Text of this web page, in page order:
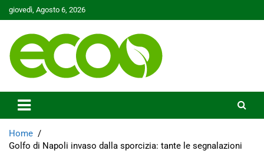
Skip
to
giovedì, Agosto 6, 2026
Ecoo.it
Home
Golfo di Napoli invaso dalla sporcizia: tante le segnalazioni